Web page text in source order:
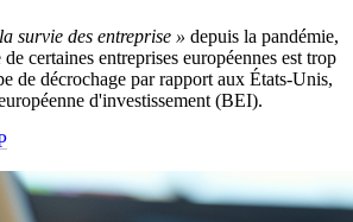
survie des entreprise » depuis la pandémie,
certaines entreprises européennes est trop
de décrochage par rapport aux États-Unis,
d'investissement (BEI).